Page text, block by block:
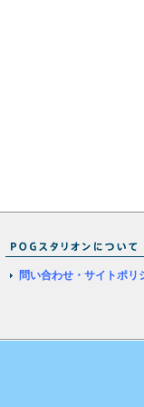
問い合わせ・サイトポリ